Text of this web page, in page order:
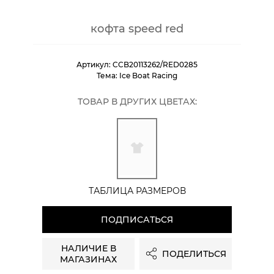
кофта speed red
Артикул: CCB20113262/RED0285
Тема: Ice Boat Racing
ТОВАР В ДРУГИХ ЦВЕТАХ:
ТАБЛИЦА РАЗМЕРОВ
ПОДПИСАТЬСЯ
НАЛИЧИЕ В
МАГАЗИНАХ
ПОДЕЛИТЬСЯ